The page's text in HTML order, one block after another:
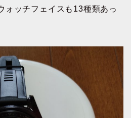
ォッチフェイスも13種類あっ